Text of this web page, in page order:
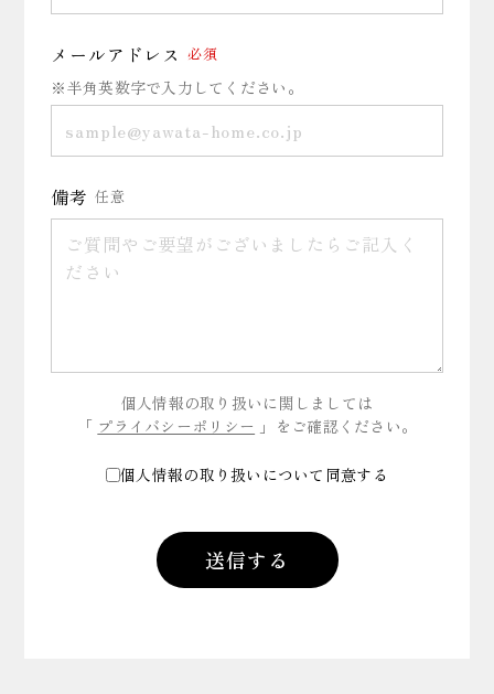
メールアドレス 必須
※半角英数字で入力してください。
備考 任意
個人情報の取り扱いに関しましては
「 プライバシーポリシー 」をご確認ください。
個人情報の取り扱いについて同意する